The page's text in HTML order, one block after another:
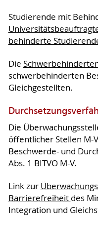
Studierende mit
behinderte
Die
schwerbehinderten
Gleichgestellten.
Die
öffentlicher Stellen M-
Beschwerde- und
Abs. 1 BITVO M-V.
Link zur
Barrierefreiheit des
Integration und